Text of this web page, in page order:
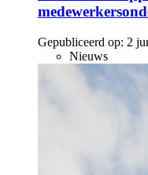
Gepubliceerd op: 2
Nieuws